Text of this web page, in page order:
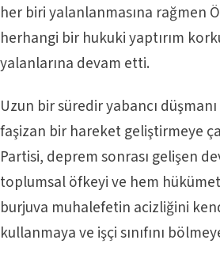
her biri yalanlanmasına rağmen
herhangi bir hukuki yaptırım
yalanlarına devam etti.
Uzun bir süredir yabancı
faşizan bir hareket geliştirmeye
Partisi, deprem sonrası gelişen
toplumsal öfkeyi ve hem
burjuva muhalefetin acizliğini
kullanmaya ve işçi sınıfını